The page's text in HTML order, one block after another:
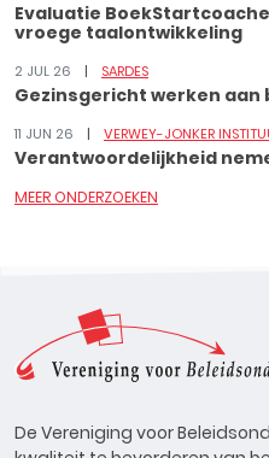
Evaluatie
vroege taalontwikkeling
2 JUL 26 SARDES
Gezinsgericht werken
11 JUN 26 VERWEY-JONKER
Verantwoordelijkheid
MEER ONDERZOEKEN
De Vereniging voor